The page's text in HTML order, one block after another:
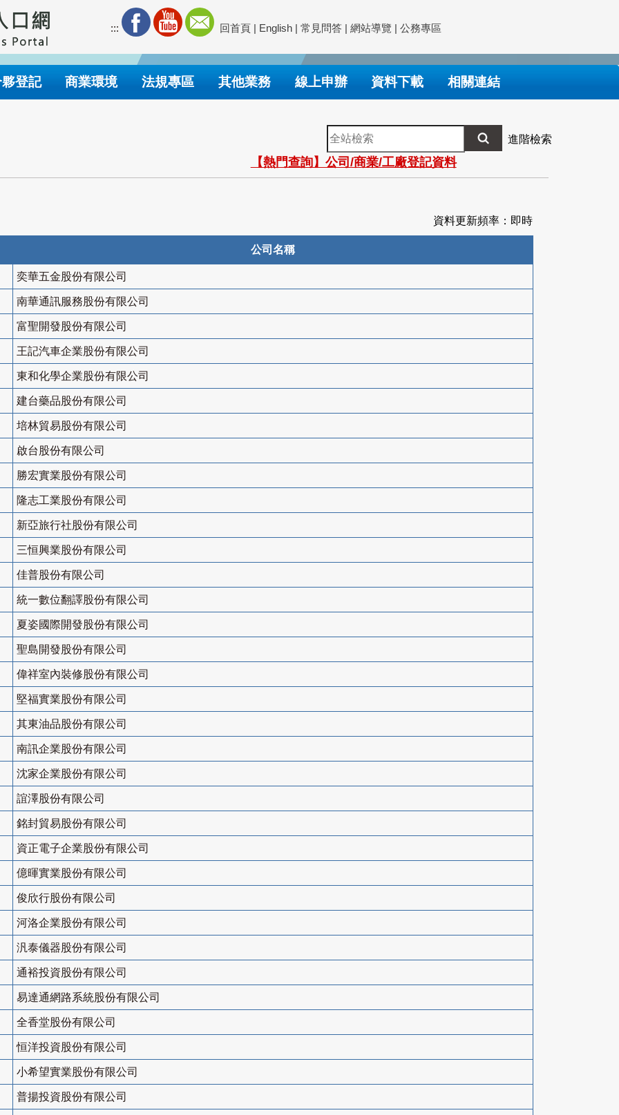
::: 回首頁 | English | 常見問答 | 網站導覽 | 公務專區
登記 商業環境 法規專區 其他業務 線上申辦 資料下載 相關連結
全
站
檢
索
進階檢索
【熱門查詢】公司/商業/工廠登記資料
資料更新頻率：即時
公司名稱
奕華五金股份有限公司
南華通訊服務股份有限公司
富聖開發股份有限公司
王記汽車企業股份有限公司
東和化學企業股份有限公司
建台藥品股份有限公司
培林貿易股份有限公司
啟台股份有限公司
勝宏實業股份有限公司
隆志工業股份有限公司
新亞旅行社股份有限公司
三恒興業股份有限公司
佳普股份有限公司
統一數位翻譯股份有限公司
夏姿國際開發股份有限公司
聖島開發股份有限公司
偉祥室內裝修股份有限公司
堅福實業股份有限公司
其東油品股份有限公司
南訊企業股份有限公司
沈家企業股份有限公司
誼澤股份有限公司
銘封貿易股份有限公司
資正電子企業股份有限公司
億暉實業股份有限公司
俊欣行股份有限公司
河洛企業股份有限公司
汎泰儀器股份有限公司
通裕投資股份有限公司
易達通網路系統股份有限公司
全香堂股份有限公司
恒洋投資股份有限公司
小希望實業股份有限公司
普揚投資股份有限公司